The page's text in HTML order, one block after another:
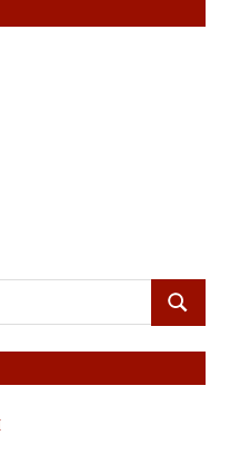
ПОИСК